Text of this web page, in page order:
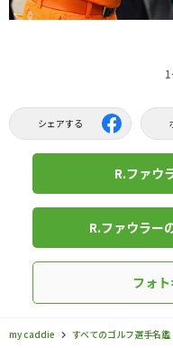
シェアする
R.ファウ
R.ファウラー
フォ
my caddie すべてのゴルフ選手名鑑